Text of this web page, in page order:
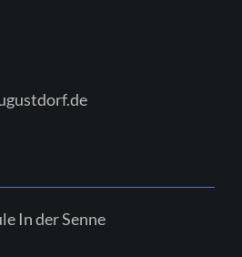
In der Senne